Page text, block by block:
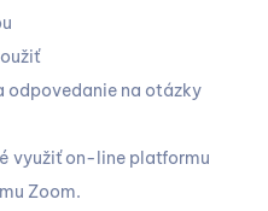
odpovedanie na otázky
využiť on-line platformu
Zoom.